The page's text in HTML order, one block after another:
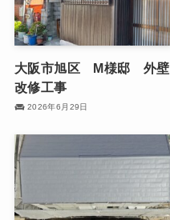
大阪市旭区 M様邸 外壁
改修工事
2026年6月29日